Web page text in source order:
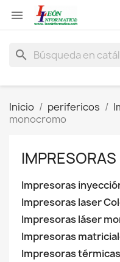

search
Inicio perifericos
monocromo
IMPRESORAS
Impresoras
Impresoras laser
Impresoras láser
Impresoras
Impresoras térmicas